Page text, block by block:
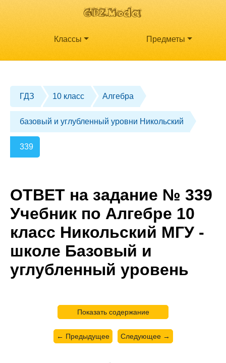
Классы Предметы
ГДЗ 10 класс Алгебра
базовый и углубленный уровни Никольский
339
ОТВЕТ на задание № 339
Учебник по Алгебре 10
класс Никольский МГУ -
школе Базовый и
углубленный уровень
Показать содержание
← Предыдущее Следующее →